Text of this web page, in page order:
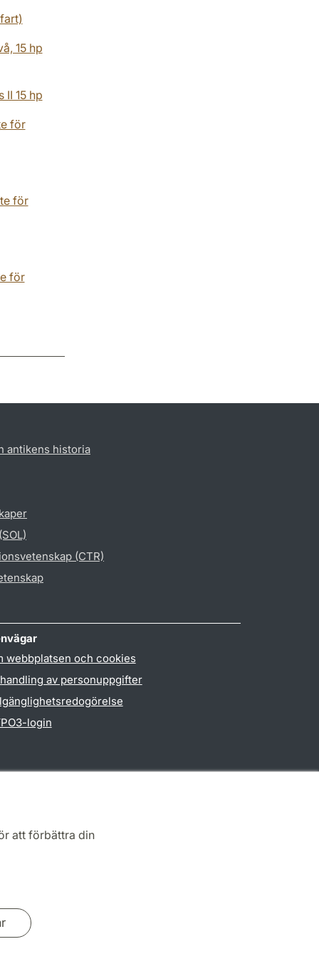
att förbättra din
15 hp
II 15 hp
för
för
för
antikens historia
(CTR)
webbplatsen och cookies
av personuppgifter
login